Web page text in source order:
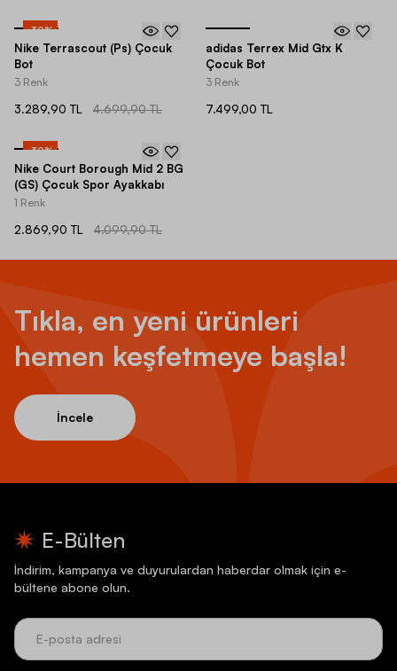
-30%
Nike Terrascout (Ps) Çocuk
Bot
3 Renk
3.289,90 TL 4.699,90 TL
adidas Terrex Mid Gtx K
Çocuk Bot
3 Renk
7.499,00 TL
-30%
Nike Court Borough Mid 2 BG
(GS) Çocuk Spor Ayakkabı
1 Renk
2.869,90 TL 4.099,90 TL
Tıkla, en yeni ürünleri
hemen keşfetmeye başla!
İncele
E-Bülten
İndirim, kampanya ve duyurulardan haberdar olmak için e-
bültene abone olun.